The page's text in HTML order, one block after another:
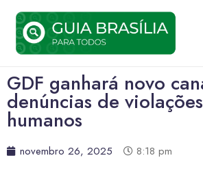
GDF ganhará novo
denúncias de
humanos
novembro 26, 2025
8:18 pm